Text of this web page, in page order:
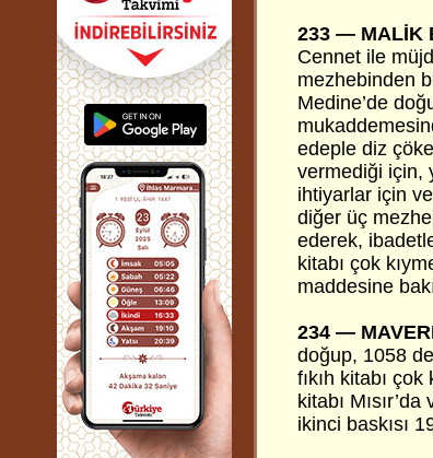
233 — MALİK
Cennet ile
mezhebinden
Medine’de
edeple diz
vermediği için,
ihtiyarlar için
diğer üç
ederek,
kitabı çok
maddesine
234 —
doğup, 1058
fıkıh kitabı çok
kitabı
ikinci baskısı